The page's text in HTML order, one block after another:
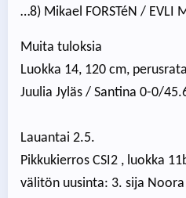
…8) Mikael FORSTéN / EVLI
Muita tuloksia
Luokka 14, 120 cm,
Juulia Jyläs / Santina 0-0/
Lauantai 2.5.
Pikkukierros CSI2 , luokka
välitön uusinta: 3. sija